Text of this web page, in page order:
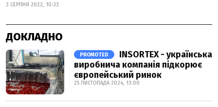
3 СЕРПНЯ 2022, 10:33
ДОКЛАДНО
PROMOTED
INSORTEX - українська
виробнича компанія підкорює
європейський ринок
25 ЛИСТОПАДА 2024, 13:00